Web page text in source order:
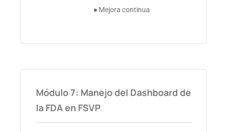
● Mejora continua
Módulo 7: Manejo del Dashboard de
la FDA en FSVP